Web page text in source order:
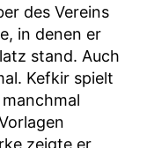
des Vereins
in denen er
stand. Auch
Kefkir spielt
zeigte er